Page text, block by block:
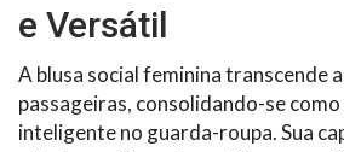
e Versátil
A blusa social feminina transcende
passageiras, consolidando-se
inteligente no guarda-roupa. Sua